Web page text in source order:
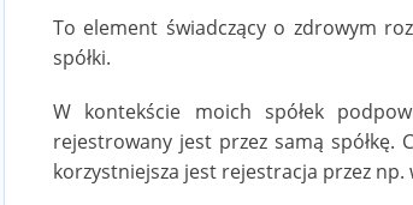
To element świadczący o zdrowym
spółki.
W kontekście moich spółek
rejestrowany jest przez samą spółkę.
korzystniejsza jest rejestracja przez np.